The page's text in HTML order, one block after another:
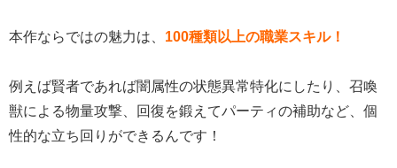
本作ならではの魅力は、 100種類以上の職業スキル！
例えば賢者であれば闇属性の状態異常特化にしたり、召喚
獣による物量攻撃、回復を鍛えてパーティの補助など、個
性的な立ち回りができるんです！